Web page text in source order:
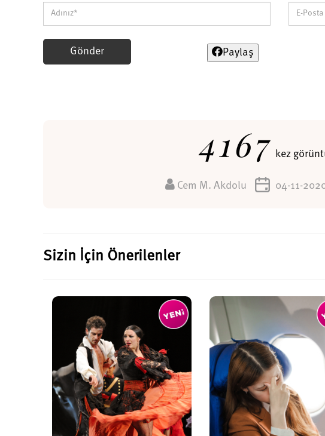
Gönder Paylaş
4167 kez
Cem M. Akdolu 04-11-
Sizin İçin Önerilenler